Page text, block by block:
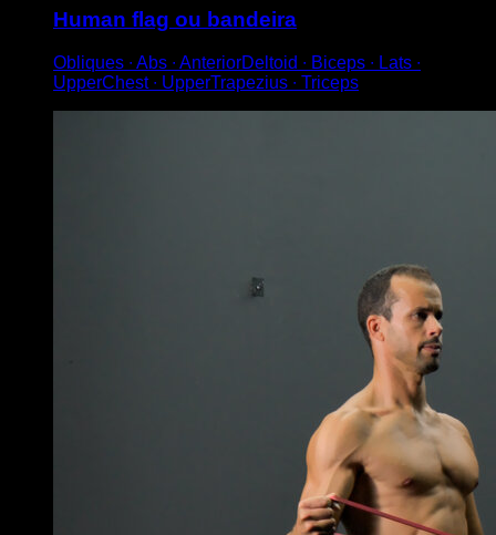
Human flag ou bandeira
Obliques ∙ Abs ∙ AnteriorDeltoid ∙ Biceps ∙ Lats ∙
UpperChest ∙ UpperTrapezius ∙ Triceps